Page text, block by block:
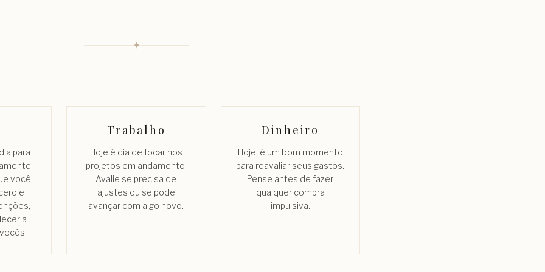
✦
para
você
e
a
Trabalho
Hoje é dia de focar nos
projetos em andamento.
Avalie se precisa de
ajustes ou se pode
avançar com algo novo.
Dinheiro
Hoje, é um bom momento
para reavaliar seus gastos.
Pense antes de fazer
qualquer compra
impulsiva.